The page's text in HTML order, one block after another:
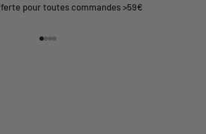
pour toutes commandes >59€